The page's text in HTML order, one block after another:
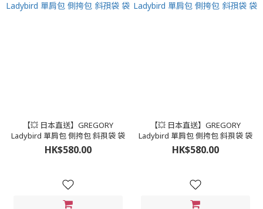
【💥 日本直送】GREGORY
Ladybird 單肩包 側挎包 斜孭袋 袋
HK$580.00
【💥 日本直送】GREGORY
Ladybird 單肩包 側挎包 斜孭袋 袋
HK$580.00